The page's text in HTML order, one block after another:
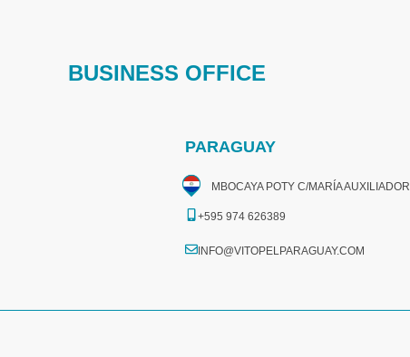
BUSINESS OFFICE
PARAGUAY
MBOCAYA POTY C/MARÍA
+595 974 626389
INFO@VITOPELPARAGUAY.COM